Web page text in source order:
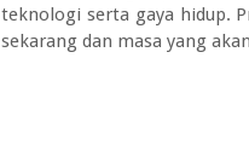
teknologi serta gaya hidup.
sekarang dan masa yang